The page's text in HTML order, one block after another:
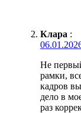
Клара :
Не
рамки,
кадров
дело в
раз